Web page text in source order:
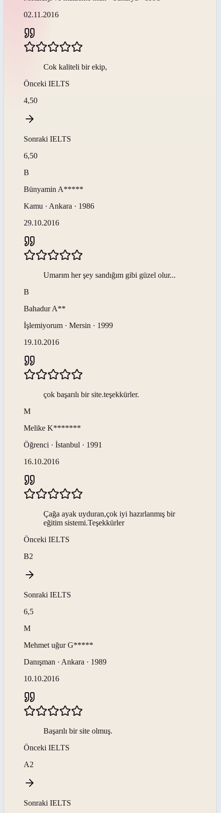
02.11.2016
Cok kaliteli bir ekip,
Önceki IELTS
4,50
Sonraki IELTS
6,50
B
Bünyamin A*****
Kamu · Ankara · 1986
29.10.2016
Umarım her şey sandığım gibi güzel olur...
B
Bahadur A**
İşlemiyorum · Mersin · 1999
19.10.2016
çok başarılı bir site.teşekkürler.
M
Melike K*******
Öğrenci · İstanbul · 1991
16.10.2016
Çağa ayak uyduran,çok iyi hazırlanmış bir
eğitim sistemi.Teşekkürler
Önceki IELTS
B2
Sonraki IELTS
6,5
M
Mehmet uğur G*****
Danışman · Ankara · 1989
10.10.2016
Başarılı bir site olmuş.
Önceki IELTS
A2
Sonraki IELTS